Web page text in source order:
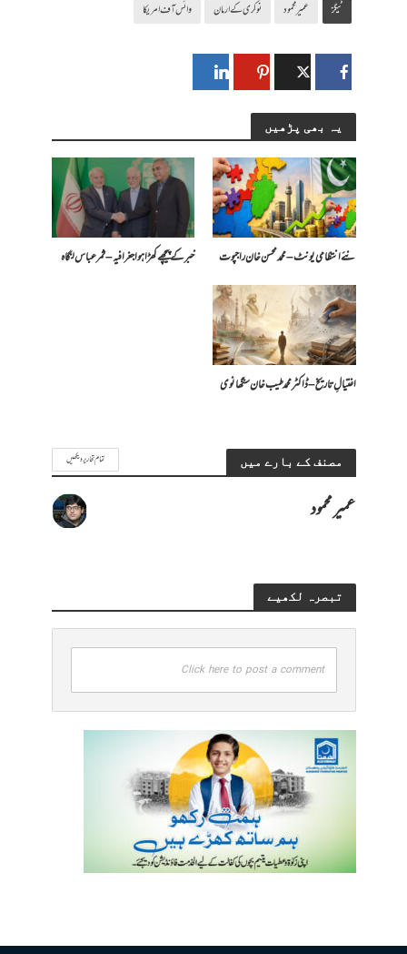
ٹیگز عمیر محمود نوکری کے ارمان وائس آف امریکا
یہ بھی پڑھیں
​نئے انتظامی یونٹ – محمد محسن خان راجپوت خبر کے پیچھے کھڑا ہوا جغرافیہ – ثمر عباس لنگاہ
اغتیالِ تاریخ – ڈاکٹر محمد طیب خان سنگھانوی
مصنف کے بارے میں تمام تحاریر دیکھیں
عمیر محمود
تبصرہ لکھیے
Click here to post a comment